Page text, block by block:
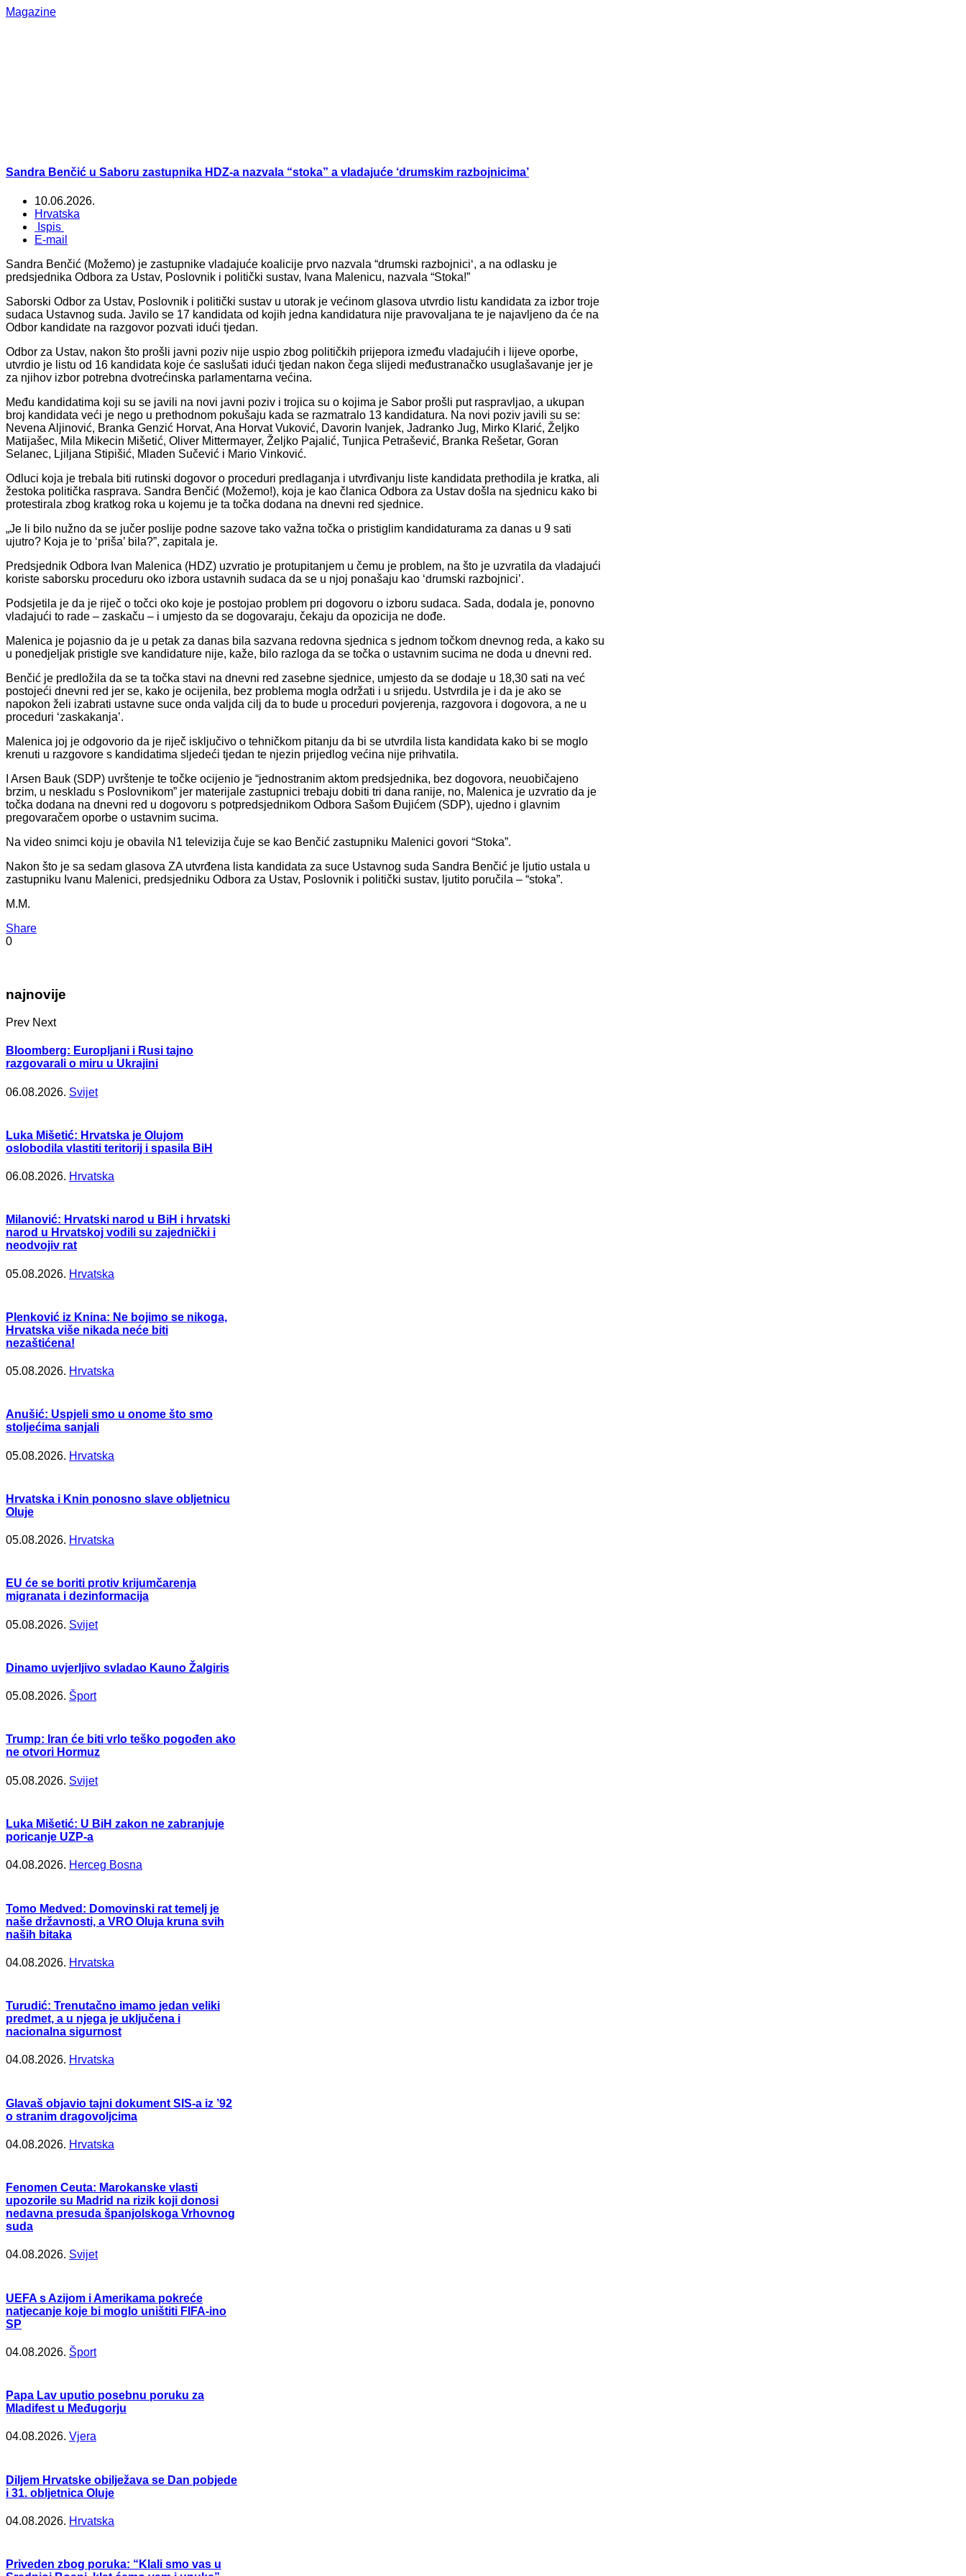
Magazine
Sandra Benčić u Saboru zastupnika HDZ-a nazvala “stoka” a vladajuće ‘drumskim razbojnicima’
10.06.2026.
Hrvatska
Ispis
E-mail
Sandra Benčić (Možemo) je zastupnike vladajuće koalicije prvo nazvala “drumski razbojnici‘, a na odlasku je
predsjednika Odbora za Ustav, Poslovnik i politički sustav, Ivana Malenicu, nazvala “Stoka!”
Saborski Odbor za Ustav, Poslovnik i politički sustav u utorak je većinom glasova utvrdio listu kandidata za izbor troje
sudaca Ustavnog suda. Javilo se 17 kandidata od kojih jedna kandidatura nije pravovaljana te je najavljeno da će na
Odbor kandidate na razgovor pozvati idući tjedan.
Odbor za Ustav, nakon što prošli javni poziv nije uspio zbog političkih prijepora između vladajućih i lijeve oporbe,
utvrdio je listu od 16 kandidata koje će saslušati idući tjedan nakon čega slijedi međustranačko usuglašavanje jer je
za njihov izbor potrebna dvotrećinska parlamentarna većina.
Među kandidatima koji su se javili na novi javni poziv i trojica su o kojima je Sabor prošli put raspravljao, a ukupan
broj kandidata veći je nego u prethodnom pokušaju kada se razmatralo 13 kandidatura. Na novi poziv javili su se:
Nevena Aljinović, Branka Genzić Horvat, Ana Horvat Vuković, Davorin Ivanjek, Jadranko Jug, Mirko Klarić, Željko
Matijašec, Mila Mikecin Mišetić, Oliver Mittermayer, Željko Pajalić, Tunjica Petrašević, Branka Rešetar, Goran
Selanec, Ljiljana Stipišić, Mladen Sučević i Mario Vinković.
Odluci koja je trebala biti rutinski dogovor o proceduri predlaganja i utvrđivanju liste kandidata prethodila je kratka, ali
žestoka politička rasprava. Sandra Benčić (Možemo!), koja je kao članica Odbora za Ustav došla na sjednicu kako bi
protestirala zbog kratkog roka u kojemu je ta točka dodana na dnevni red sjednice.
„Je li bilo nužno da se jučer poslije podne sazove tako važna točka o pristiglim kandidaturama za danas u 9 sati
ujutro? Koja je to ‘priša’ bila?”, zapitala je.
Predsjednik Odbora Ivan Malenica (HDZ) uzvratio je protupitanjem u čemu je problem, na što je uzvratila da vladajući
koriste saborsku proceduru oko izbora ustavnih sudaca da se u njoj ponašaju kao ‘drumski razbojnici’.
Podsjetila je da je riječ o točci oko koje je postojao problem pri dogovoru o izboru sudaca. Sada, dodala je, ponovno
vladajući to rade – zaskaču – i umjesto da se dogovaraju, čekaju da opozicija ne dođe.
Malenica je pojasnio da je u petak za danas bila sazvana redovna sjednica s jednom točkom dnevnog reda, a kako su
u ponedjeljak pristigle sve kandidature nije, kaže, bilo razloga da se točka o ustavnim sucima ne doda u dnevni red.
Benčić je predložila da se ta točka stavi na dnevni red zasebne sjednice, umjesto da se dodaje u 18,30 sati na već
postojeći dnevni red jer se, kako je ocijenila, bez problema mogla održati i u srijedu. Ustvrdila je i da je ako se
napokon želi izabrati ustavne suce onda valjda cilj da to bude u proceduri povjerenja, razgovora i dogovora, a ne u
proceduri ‘zaskakanja’.
Malenica joj je odgovorio da je riječ isključivo o tehničkom pitanju da bi se utvrdila lista kandidata kako bi se moglo
krenuti u razgovore s kandidatima sljedeći tjedan te njezin prijedlog većina nije prihvatila.
I Arsen Bauk (SDP) uvrštenje te točke ocijenio je “jednostranim aktom predsjednika, bez dogovora, neuobičajeno
brzim, u neskladu s Poslovnikom” jer materijale zastupnici trebaju dobiti tri dana ranije, no, Malenica je uzvratio da je
točka dodana na dnevni red u dogovoru s potpredsjednikom Odbora Sašom Đujićem (SDP), ujedno i glavnim
pregovaračem oporbe o ustavnim sucima.
Na video snimci koju je obavila N1 televizija čuje se kao Benčić zastupniku Malenici govori “Stoka”.
Nakon što je sa sedam glasova ZA utvrđena lista kandidata za suce Ustavnog suda Sandra Benčić je ljutio ustala u
zastupniku Ivanu Malenici, predsjedniku Odbora za Ustav, Poslovnik i politički sustav, ljutito poručila – “stoka”.
M.M.
Share
0
najnovije
Prev Next
Bloomberg: Europljani i Rusi tajno
razgovarali o miru u Ukrajini
06.08.2026. Svijet
Luka Mišetić: Hrvatska je Olujom
oslobodila vlastiti teritorij i spasila BiH
06.08.2026. Hrvatska
Milanović: Hrvatski narod u BiH i hrvatski
narod u Hrvatskoj vodili su zajednički i
neodvojiv rat
05.08.2026. Hrvatska
Plenković iz Knina: Ne bojimo se nikoga,
Hrvatska više nikada neće biti
nezaštićena!
05.08.2026. Hrvatska
Anušić: Uspjeli smo u onome što smo
stoljećima sanjali
05.08.2026. Hrvatska
Hrvatska i Knin ponosno slave obljetnicu
Oluje
05.08.2026. Hrvatska
EU će se boriti protiv krijumčarenja
migranata i dezinformacija
05.08.2026. Svijet
Dinamo uvjerljivo svladao Kauno Žalgiris
05.08.2026. Šport
Trump: Iran će biti vrlo teško pogođen ako
ne otvori Hormuz
05.08.2026. Svijet
Luka Mišetić: U BiH zakon ne zabranjuje
poricanje UZP-a
04.08.2026. Herceg Bosna
Tomo Medved: Domovinski rat temelj je
naše državnosti, a VRO Oluja kruna svih
naših bitaka
04.08.2026. Hrvatska
Turudić: Trenutačno imamo jedan veliki
predmet, a u njega je uključena i
nacionalna sigurnost
04.08.2026. Hrvatska
Glavaš objavio tajni dokument SIS-a iz ’92
o stranim dragovoljcima
04.08.2026. Hrvatska
Fenomen Ceuta: Marokanske vlasti
upozorile su Madrid na rizik koji donosi
nedavna presuda španjolskoga Vrhovnog
suda
04.08.2026. Svijet
UEFA s Azijom i Amerikama pokreće
natjecanje koje bi moglo uništiti FIFA-ino
SP
04.08.2026. Šport
Papa Lav uputio posebnu poruku za
Mladifest u Međugorju
04.08.2026. Vjera
Diljem Hrvatske obilježava se Dan pobjede
i 31. obljetnica Oluje
04.08.2026. Hrvatska
Priveden zbog poruka: “Klali smo vas u